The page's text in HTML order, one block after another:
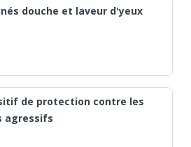
douche et laveur d'yeux
de protection contre les
agressifs